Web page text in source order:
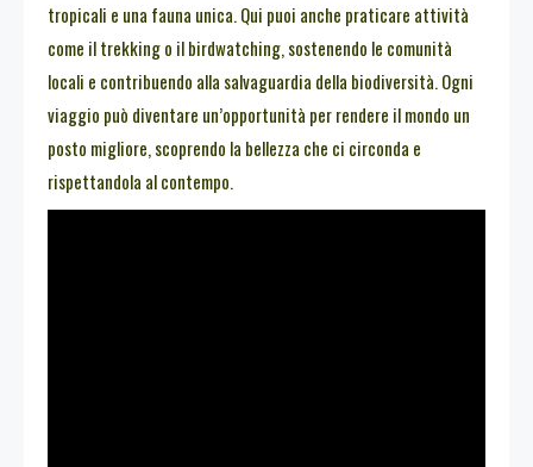
tropicali e una fauna unica. Qui puoi anche praticare attività
come il trekking o il birdwatching, sostenendo le comunità
locali e contribuendo alla salvaguardia della biodiversità. Ogni
viaggio può diventare un’opportunità per rendere il mondo un
posto migliore, scoprendo la bellezza che ci circonda e
rispettandola al contempo.